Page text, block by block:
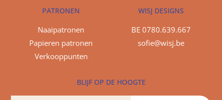
PATRONEN
Naaipatronen
Papieren patronen
Verkooppunten
WISJ DESIGNS
BE 0780.639.667
sofie@wisj.be
BLIJF OP DE HOOGTE